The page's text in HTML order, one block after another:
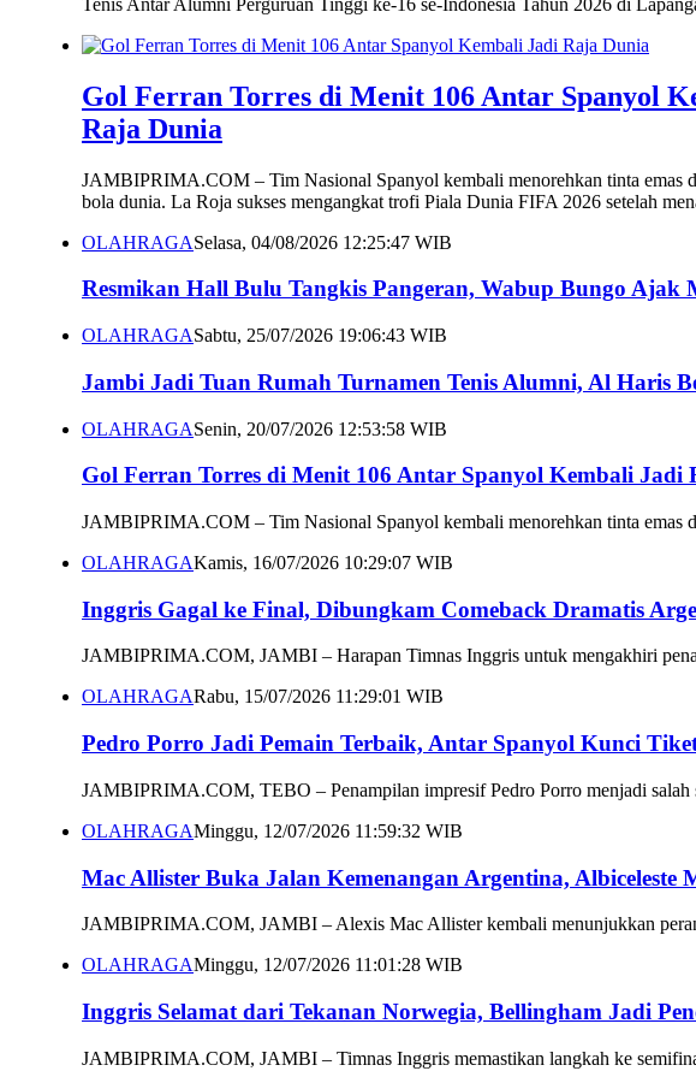
Gol Ferran Torres di Menit 106 Antar Spanyol
Raja Dunia
JAMBIPRIMA.COM – Tim Nasional Spanyol kembali menorehkan tinta emas
bola dunia. La Roja sukses mengangkat trofi Piala Dunia FIFA 2026 setelah
OLAHRAGASelasa, 04/08/2026 12:25:47 WIB
Resmikan Hall Bulu Tangkis Pangeran, Wabup Bungo Ajak
OLAHRAGASabtu, 25/07/2026 19:06:43 WIB
Jambi Jadi Tuan Rumah Turnamen Tenis Alumni, Al Haris
OLAHRAGASenin, 20/07/2026 12:53:58 WIB
Gol Ferran Torres di Menit 106 Antar Spanyol Kembali Jadi
JAMBIPRIMA.COM – Tim Nasional Spanyol kembali menorehkan tinta emas
OLAHRAGAKamis, 16/07/2026 10:29:07 WIB
Inggris Gagal ke Final, Dibungkam Comeback Dramatis
JAMBIPRIMA.COM, JAMBI – Harapan Timnas Inggris untuk mengakhiri
OLAHRAGARabu, 15/07/2026 11:29:01 WIB
Pedro Porro Jadi Pemain Terbaik, Antar Spanyol Kunci
JAMBIPRIMA.COM, TEBO – Penampilan impresif Pedro Porro menjadi salah
OLAHRAGAMinggu, 12/07/2026 11:59:32 WIB
Mac Allister Buka Jalan Kemenangan Argentina, Albiceleste
JAMBIPRIMA.COM, JAMBI – Alexis Mac Allister kembali menunjukkan
OLAHRAGAMinggu, 12/07/2026 11:01:28 WIB
Inggris Selamat dari Tekanan Norwegia, Bellingham Jadi
JAMBIPRIMA.COM, JAMBI – Timnas Inggris memastikan langkah ke